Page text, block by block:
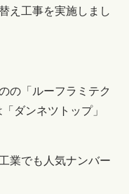
え工事を実施しまし
の「ルーフラミテク
ダンネツトップ」
業でも人気ナンバー